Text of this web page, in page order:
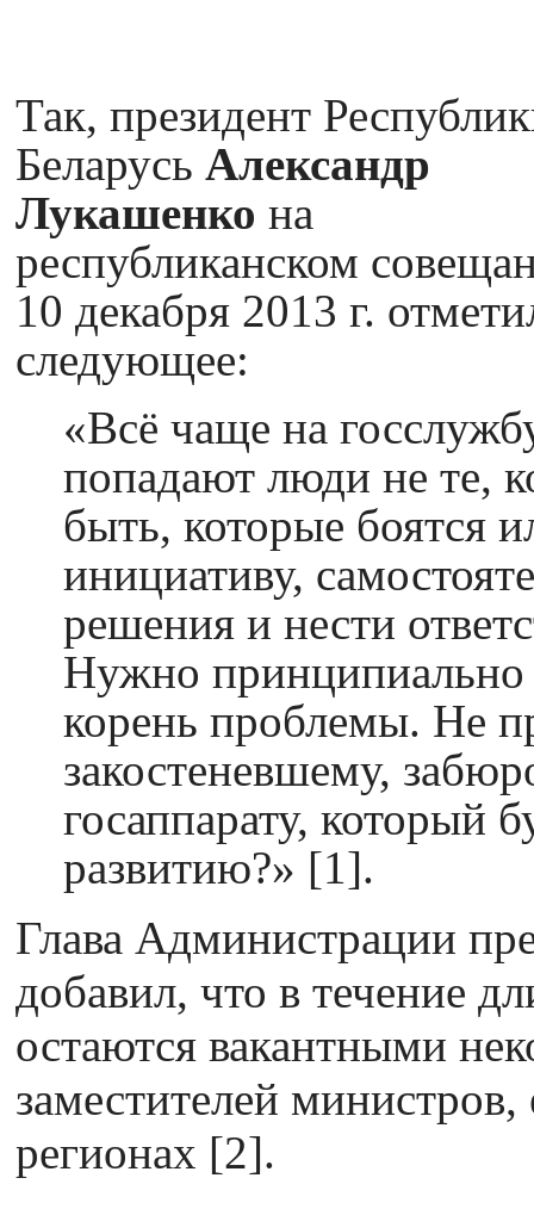
Так, президент
Беларусь Александр
Лукашенко на
республиканском
10 декабря 2013 г.
следующее:
«Всё чаще на
попадают люди не те,
быть, которые боятся
инициативу,
решения и нести
Нужно принципиально
корень проблемы. Не
закостеневшему,
госаппарату, который
развитию?» [1].
Глава Администрации
добавил, что в течение
остаются вакантными
заместителей
регионах [2].